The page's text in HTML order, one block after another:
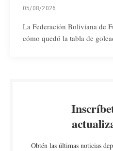
05/08/2026
La Federación Boliviana de
cómo quedó la tabla de
Obtén las últimas noticias